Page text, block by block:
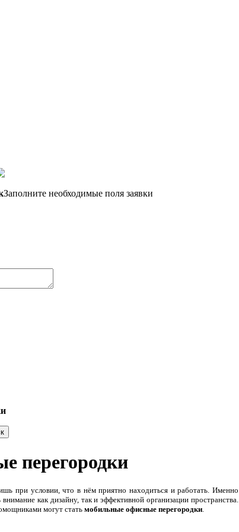
Заполните необходимые поля заявки
перегородки
при условии, что в нём приятно находиться и работать. Именно
как дизайну, так и эффективной организации пространства.
могут стать мобильные офисные перегородки.